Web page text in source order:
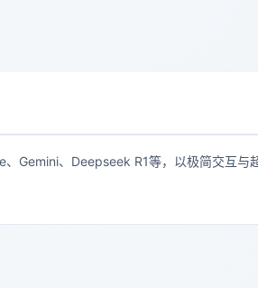
Gemini、Deepseek R1等，以极简交互与